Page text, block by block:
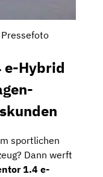
e-Hybrid
sportlichen
Dann werft
1.4 e-